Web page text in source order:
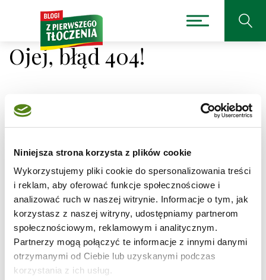
Niniejsza strona korzysta z plików cookie
Wykorzystujemy pliki cookie do spersonalizowania treści
i reklam, aby oferować funkcje społecznościowe i
analizować ruch w naszej witrynie. Informacje o tym, jak
korzystasz z naszej witryny, udostępniamy partnerom
społecznościowym, reklamowym i analitycznym.
Partnerzy mogą połączyć te informacje z innymi danymi
otrzymanymi od Ciebie lub uzyskanymi podczas
korzystania z ich usług.
Ojej, błąd 404!
Niestety nie można było
odnaleźć strony, której
szukasz.
Adres, który próbujesz odwiedzić
/przepisy/czerwona-kapusta-na-slodko/1
obecnie niedostępny.
Sprawdź pisownię adresu lub skorzystaj z wyszukiwarki